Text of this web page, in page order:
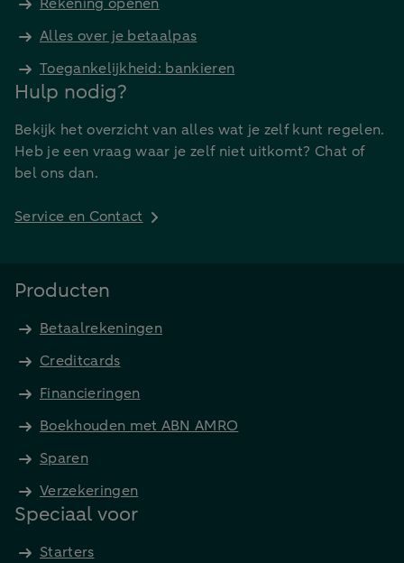
Alles over je betaalpas
Toegankelijkheid: bankieren
Hulp nodig?
Bekijk het overzicht van alles wat je zelf kunt regelen.
Heb je een vraag waar je zelf niet uitkomt? Chat of
bel ons dan.
Service en Contact
Producten
Betaalrekeningen
Creditcards
Financieringen
Boekhouden met ABN AMRO
Sparen
Verzekeringen
Speciaal voor
Starters